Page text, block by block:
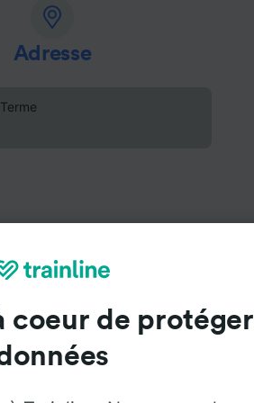
Adresse
coeur de